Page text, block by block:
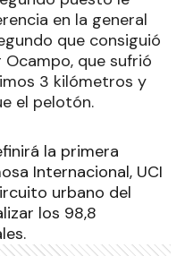
en la general
que consiguió
que sufrió
3 kilómetros y
el pelotón.
la primera
Internacional, UCI
urbano del
los 98,8